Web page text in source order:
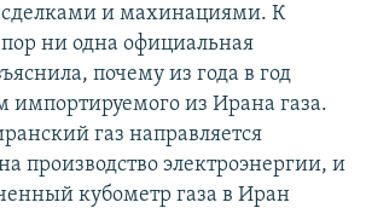
и махинациями. К
ни одна официальная
почему из года в год
импортируемого из Ирана газа.
газ направляется
производство электроэнергии, и
кубометр газа в Иран